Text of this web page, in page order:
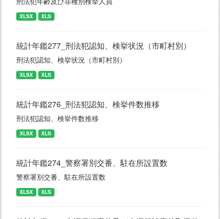
XLSX XLS
統計年鑑277_刑法犯認知、検挙状況（市町村別）
刑法犯認知、検挙状況（市町村別）
XLSX XLS
統計年鑑276_刑法犯認知、検挙件数推移
刑法犯認知、検挙件数推移
XLSX XLS
統計年鑑274_警察署別交番、駐在所設置数
警察署別交番、駐在所設置数
XLSX XLS